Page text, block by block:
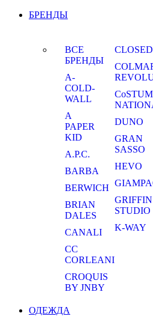
БРЕНДЫ
ВСЕ
БРЕНДЫ
A-
COLD-
WALL
A
PAPER
KID
A.P.C.
BARBA
BERWICH
BRIAN
DALES
CANALI
CC
CORLEANI
CROQUIS
BY JNBY
CLOSED
DUNO
GRAN
SASSO
HEVO
GRIFFIN
STUDIO
K-WAY
ОДЕЖДА